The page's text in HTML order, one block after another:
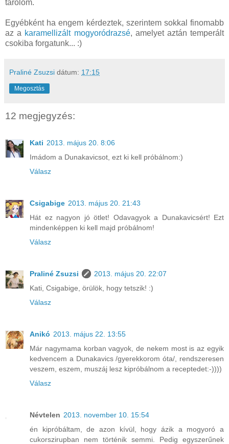
tárolom.
Egyébként ha engem kérdeztek, szerintem sokkal finomabb
az a karamellizált mogyoródrazsé, amelyet aztán temperált
csokiba forgatunk... :)
Praliné Zsuzsi dátum: 17:15
Megosztás
12 megjegyzés:
Kati 2013. május 20. 8:06
Imádom a Dunakavicsot, ezt ki kell próbálnom:)
Válasz
Csigabige 2013. május 20. 21:43
Hát ez nagyon jó ötlet! Odavagyok a Dunakavicsért! Ezt
mindenképpen ki kell majd próbálnom!
Válasz
Praliné Zsuzsi
2013. május 20. 22:07
Kati, Csigabige, örülök, hogy tetszik! :)
Válasz
Anikó 2013. május 22. 13:55
Már nagymama korban vagyok, de nekem most is az egyik
kedvencem a Dunakavics /gyerekkorom óta/, rendszeresen
veszem, eszem, muszáj lesz kipróbálnom a receptedet:-))))
Válasz
Névtelen 2013. november 10. 15:54
én kipróbáltam, de azon kívül, hogy ázik a mogyoró a
cukorszirupban nem történik semmi. Pedig egyszerűnek